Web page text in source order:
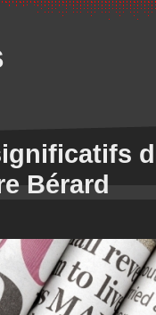
Bérard